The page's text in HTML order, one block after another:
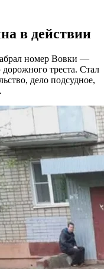
в действии
номер Вовки —
дорожного треста. Стал
дело подсудное,